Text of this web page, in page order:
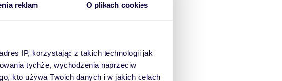
reklam O plikach cookies
IP, korzystając z takich technologii jak
tychże, wychodzenia naprzeciw
kto używa Twoich danych i w jakich celach